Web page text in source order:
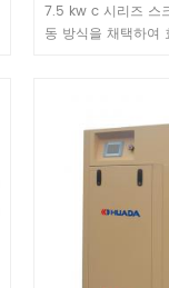
7.5 kw c 시리즈 스
동 방식을 채택하여